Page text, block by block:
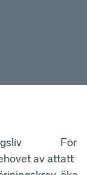
av att
För
att